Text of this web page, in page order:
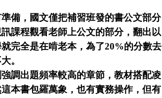
備，國文僅把補習班發的書公文部分
課程觀看老師上公文的部分，翻出以
完全是在啃老本，為了20%的分數去
。
調出題頻率較高的章節，教材搭配凌
本書包羅萬象，也有實務操作，但有